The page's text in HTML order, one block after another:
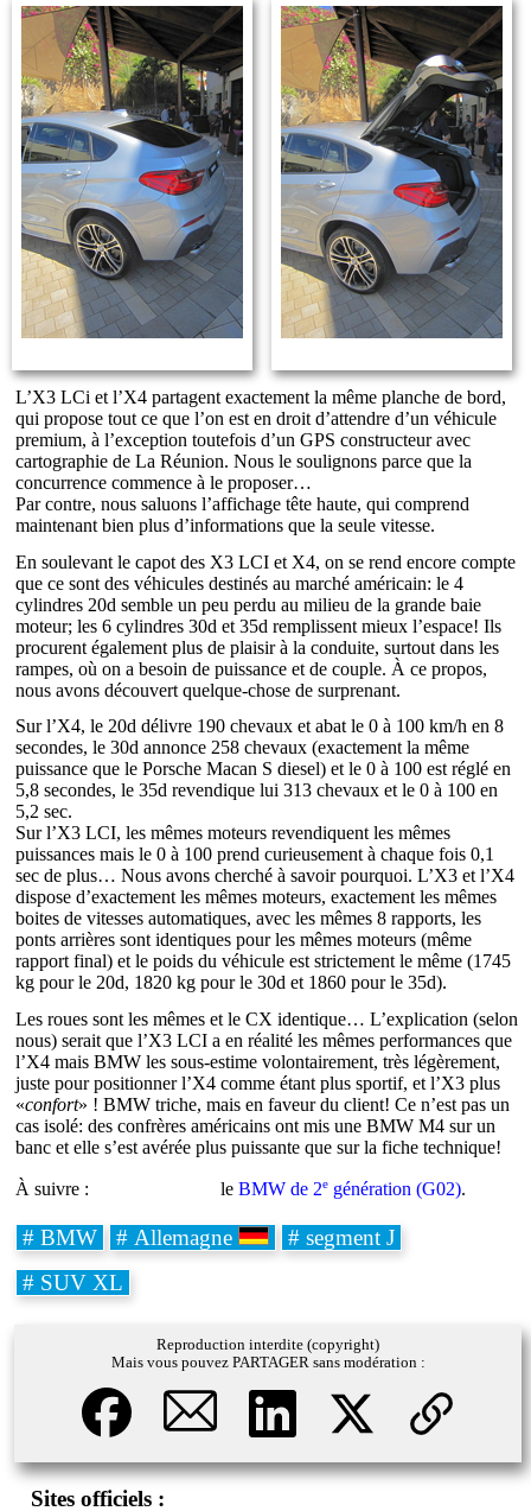
L’X3 LCi et l’X4 partagent exactement la même planche de bord,
qui propose tout ce que l’on est en droit d’attendre d’un véhicule
premium, à l’exception toutefois d’un GPS constructeur avec
cartographie de La Réunion. Nous le soulignons parce que la
concurrence commence à le proposer…
Par contre, nous saluons l’affichage tête haute, qui comprend
maintenant bien plus d’informations que la seule vitesse.
En soulevant le capot des X3 LCI et X4, on se rend encore compte
que ce sont des véhicules destinés au marché américain: le 4
cylindres 20d semble un peu perdu au milieu de la grande baie
moteur; les 6 cylindres 30d et 35d remplissent mieux l’espace! Ils
procurent également plus de plaisir à la conduite, surtout dans les
rampes, où on a besoin de puissance et de couple. À ce propos,
nous avons découvert quelque-chose de surprenant.
Sur l’X4, le 20d délivre 190 chevaux et abat le 0 à 100 km/h en 8
secondes, le 30d annonce 258 chevaux (exactement la même
puissance que le Porsche Macan S diesel) et le 0 à 100 est réglé en
5,8 secondes, le 35d revendique lui 313 chevaux et le 0 à 100 en
5,2 sec.
Sur l’X3 LCI, les mêmes moteurs revendiquent les mêmes
puissances mais le 0 à 100 prend curieusement à chaque fois 0,1
sec de plus… Nous avons cherché à savoir pourquoi. L’X3 et l’X4
dispose d’exactement les mêmes moteurs, exactement les mêmes
boites de vitesses automatiques, avec les mêmes 8 rapports, les
ponts arrières sont identiques pour les mêmes moteurs (même
rapport final) et le poids du véhicule est strictement le même (1745
kg pour le 20d, 1820 kg pour le 30d et 1860 pour le 35d).
Les roues sont les mêmes et le CX identique… L’explication (selon
nous) serait que l’X3 LCI a en réalité les mêmes performances que
l’X4 mais BMW les sous-estime volontairement, très légèrement,
juste pour positionner l’X4 comme étant plus sportif, et l’X3 plus
«confort» ! BMW triche, mais en faveur du client! Ce n’est pas un
cas isolé: des confrères américains ont mis une BMW M4 sur un
banc et elle s’est avérée plus puissante que sur la fiche technique!
À suivre : le BMW de 2egénération (G02).
# BMW # Allemagne
# segment J
# SUV XL
Reproduction interdite (copyright)
Mais vous pouvez PARTAGER sans modération :
Sites officiels :